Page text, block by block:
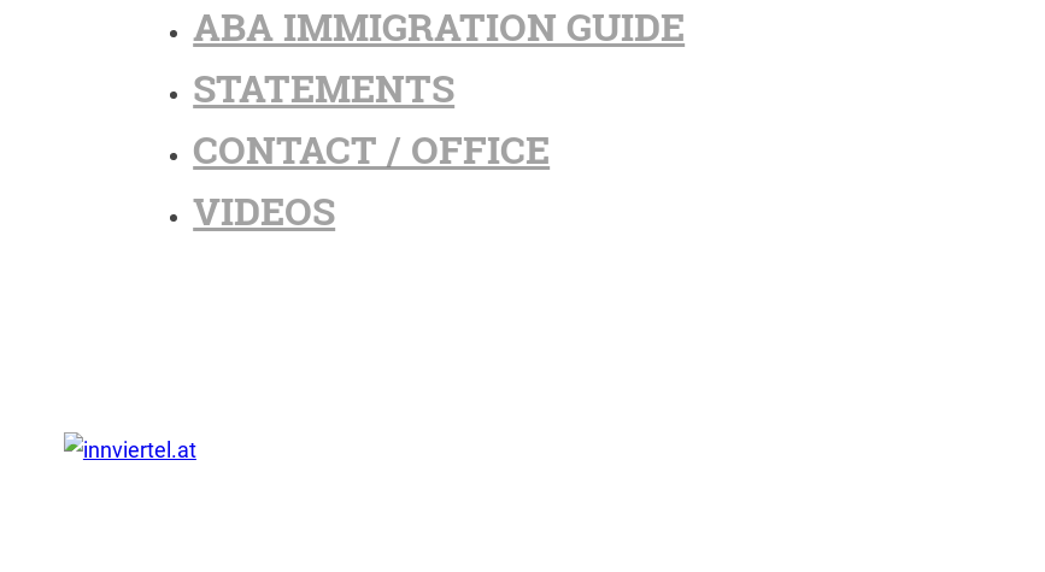
ABA IMMIGRATION GUIDE
STATEMENTS
CONTACT / OFFICE
VIDEOS